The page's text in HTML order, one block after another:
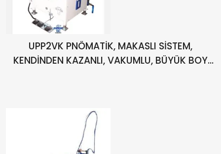
UPP2VK PNÖMATİK, MAKASLI SİSTEM,
KENDİNDEN KAZANLI, VAKUMLU, BÜYÜK BOY